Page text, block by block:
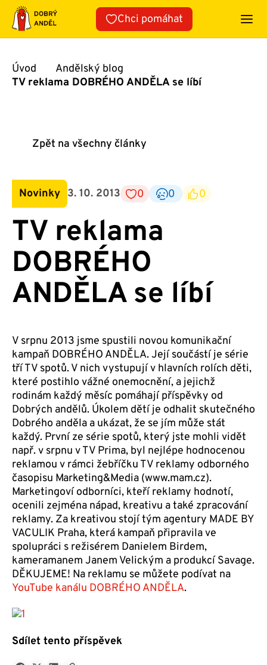
Přeskočit
obsah
Chci pomáhat
Úvod
Andělský blog
TV reklama DOBRÉHO ANDĚLA se líbí
Zpět na všechny články
Novinky 3. 10. 2013 0 0 0
TV reklama
DOBRÉHO
ANDĚLA se líbí
V srpnu 2013 jsme spustili novou komunikační
kampaň DOBRÉHO ANDĚLA. Její součástí je série
tří TV spotů. V nich vystupují v hlavních rolích děti,
které postihlo vážné onemocnění, a jejichž
rodinám každý měsíc pomáhají příspěvky od
Dobrých andělů. Úkolem dětí je odhalit skutečného
Dobrého anděla a ukázat, že se jím může stát
každý. První ze série spotů, který jste mohli vidět
např. v srpnu v TV Prima, byl nejlépe hodnocenou
reklamou v rámci žebříčku TV reklamy odborného
časopisu Marketing&Media (www.mam.cz).
Marketingoví odborníci, kteří reklamy hodnotí,
ocenili zejména nápad, kreativu a také zpracování
reklamy. Za kreativou stojí tým agentury MADE BY
VACULIK Praha, která kampaň připravila ve
spolupráci s režisérem Danielem Birdem,
kameramanem Janem Velickým a produkcí Savage.
DĚKUJEME! Na reklamu se můžete podívat na
YouTube kanálu DOBRÉHO ANDĚLA.
Sdílet tento příspěvek